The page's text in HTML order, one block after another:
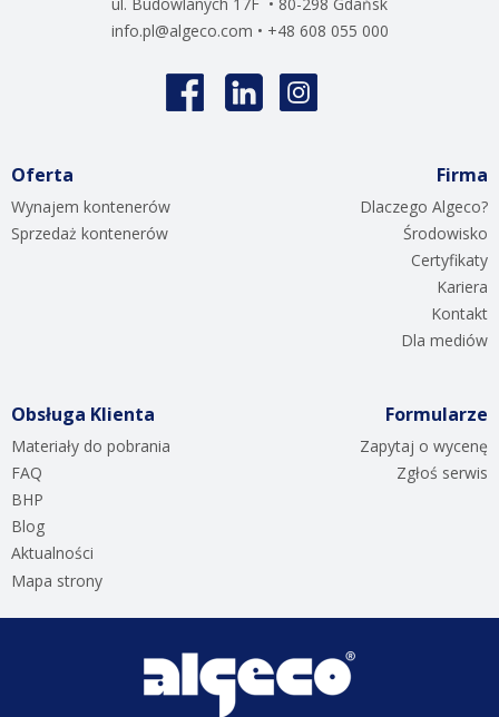
info.pl@algeco.com • +48 608 055 000
Oferta
Wynajem kontenerów
Sprzedaż kontenerów
Firma
Dlaczego Algeco?
Środowisko
Certyfikaty
Kariera
Kontakt
Dla mediów
Obsługa Klienta
Materiały do pobrania
FAQ
BHP
Blog
Aktualności
Mapa strony
Formularze
Zapytaj o wycenę
Zgłoś serwis